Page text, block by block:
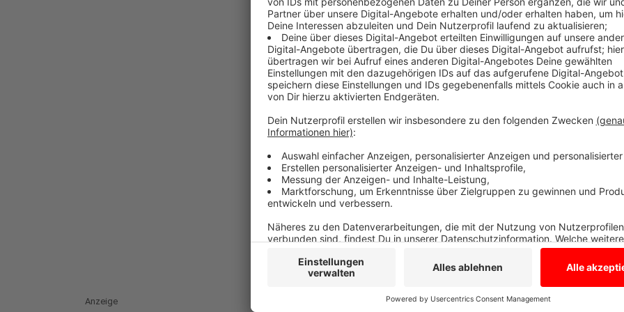
Das war Thema heute früh:
Anzeige
Anzeige
Anzeige